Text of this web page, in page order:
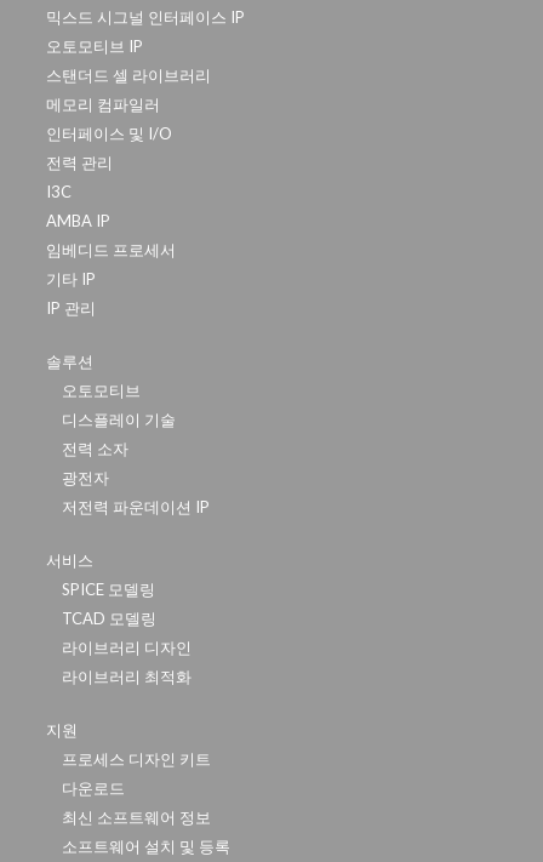
믹스드 시그널 인터페이스 IP
오토모티브 IP
스탠더드 셀 라이브러리
메모리 컴파일러
인터페이스 및 I/O
전력 관리
I3C
AMBA IP
임베디드 프로세서
기타 IP
IP 관리
솔루션
오토모티브
디스플레이 기술
전력 소자
광전자
저전력 파운데이션 IP
서비스
SPICE 모델링
TCAD 모델링
라이브러리 디자인
라이브러리 최적화
지원
프로세스 디자인 키트
다운로드
최신 소프트웨어 정보
소프트웨어 설치 및 등록